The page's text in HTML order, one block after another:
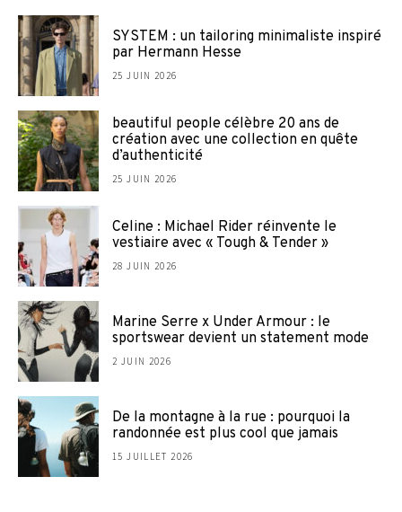
SYSTEM : un tailoring minimaliste inspiré
par Hermann Hesse
25 JUIN 2026
beautiful people célèbre 20 ans de
création avec une collection en quête
d’authenticité
25 JUIN 2026
Celine : Michael Rider réinvente le
vestiaire avec « Tough & Tender »
28 JUIN 2026
Marine Serre x Under Armour : le
sportswear devient un statement mode
2 JUIN 2026
De la montagne à la rue : pourquoi la
randonnée est plus cool que jamais
15 JUILLET 2026